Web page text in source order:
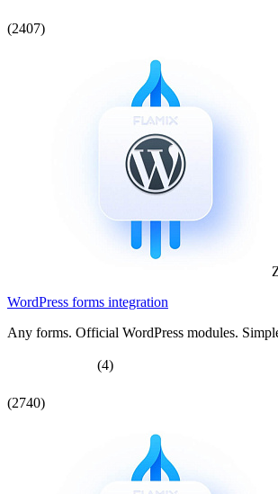
(2407)
WordPress forms integration
Any forms. Official WordPress modules.
(4)
(2740)